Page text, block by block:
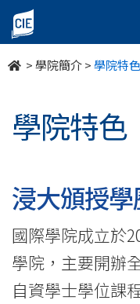
學
院
色
學
院
簡
介
>學院簡介>學院特色
學院特色
浸大頒授學
國際學院成立於
學院，主要開辦
自資學士學位課